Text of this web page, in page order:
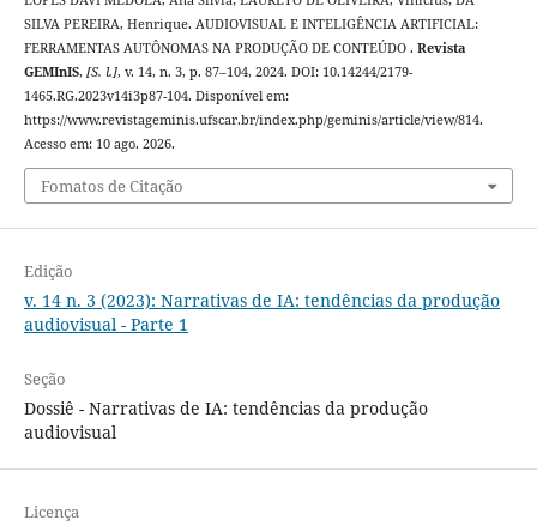
SILVA PEREIRA, Henrique. AUDIOVISUAL E INTELIGÊNCIA ARTIFICIAL:
FERRAMENTAS AUTÔNOMAS NA PRODUÇÃO DE CONTEÚDO . Revista
GEMInIS, [S. l.], v. 14, n. 3, p. 87–104, 2024. DOI: 10.14244/2179-
1465.RG.2023v14i3p87-104. Disponível em:
https://www.revistageminis.ufscar.br/index.php/geminis/article/view/814.
Acesso em: 10 ago. 2026.
Fomatos de Citação
Edição
v. 14 n. 3 (2023): Narrativas de IA: tendências da produção
audiovisual - Parte 1
Seção
Dossiê - Narrativas de IA: tendências da produção
audiovisual
Licença